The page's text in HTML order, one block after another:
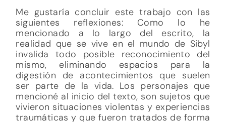
Me gustaría concluir este trabajo con las
siguientes reflexiones: Como lo he
mencionado a lo largo del escrito, la
realidad que se vive en el mundo de Sibyl
invalida todo posible reconocimiento del
mismo, eliminando espacios para la
digestión de acontecimientos que suelen
ser parte de la vida. Los personajes que
mencioné al inicio del texto, son sujetos que
vivieron situaciones violentas y experiencias
traumáticas y que fueron tratados de forma